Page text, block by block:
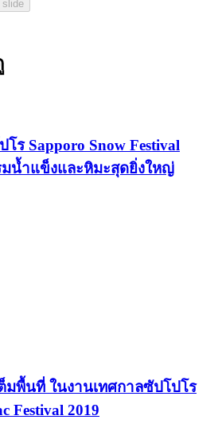
slide
ร Sapporo Snow Festival
น้ำแข็งและหิมะสุดยิ่งใหญ่
มพื้นที่ ในงานเทศกาลซัปโปโร
Festival 2019